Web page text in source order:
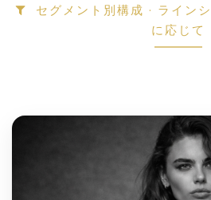
セグメント別構成 · ライン
に応じて